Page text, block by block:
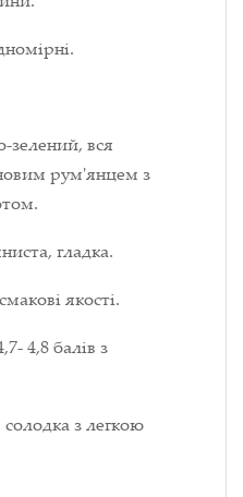
зелений, вся
рум'янцем з
гладка.
якості.
4,8 балів з
з легкою